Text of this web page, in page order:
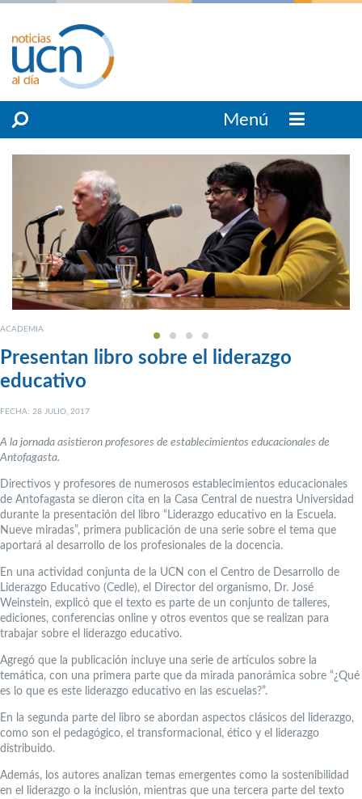
Menú
ACADEMIA
Presentan libro sobre el liderazgo
educativo
FECHA: 28 JULIO, 2017
A la jornada asistieron profesores de establecimientos educacionales de
Antofagasta.
Directivos y profesores de numerosos establecimientos educacionales
de Antofagasta se dieron cita en la Casa Central de nuestra Universidad
durante la presentación del libro “Liderazgo educativo en la Escuela.
Nueve miradas”, primera publicación de una serie sobre el tema que
aportará al desarrollo de los profesionales de la docencia.
En una actividad conjunta de la UCN con el Centro de Desarrollo de
Liderazgo Educativo (Cedle), el Director del organismo, Dr. José
Weinstein, explicó que el texto es parte de un conjunto de talleres,
ediciones, conferencias online y otros eventos que se realizan para
trabajar sobre el liderazgo educativo.
Agregó que la publicación incluye una serie de artículos sobre la
temática, con una primera parte que da mirada panorámica sobre “¿Qué
es lo que es este liderazgo educativo en las escuelas?”.
En la segunda parte del libro se abordan aspectos clásicos del liderazgo,
como son el pedagógico, el transformacional, ético y el liderazgo
distribuido.
Además, los autores analizan temas emergentes como la sostenibilidad
en el liderazgo o la inclusión, mientras que una tercera parte del texto